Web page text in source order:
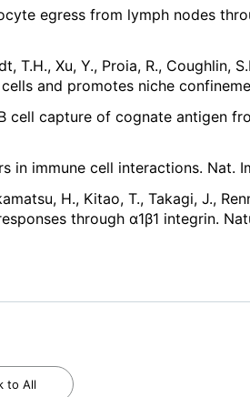
egress from lymph nodes
T.H., Xu, Y., Proia, R., Coughlin,
and promotes niche
cell capture of cognate antigen
in immune cell interactions. Nat.
H., Kitao, T., Takagi, J.,
through α1β1 integrin.
to All